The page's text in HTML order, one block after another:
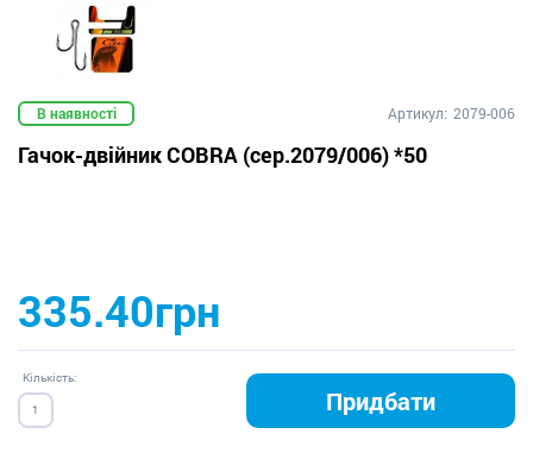
В наявності Артикул: 2079-006
Гачок-двійник COBRA (сер.2079/006) *50
335.40грн
Кількість:
Придбати